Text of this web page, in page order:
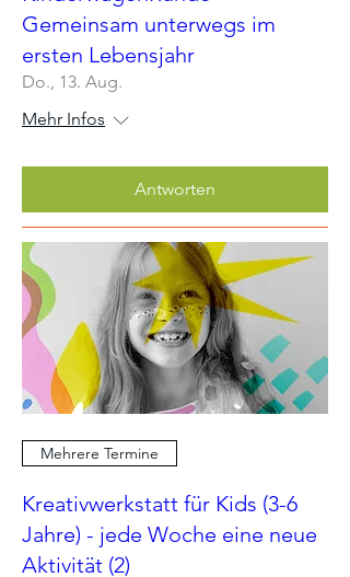
Gemeinsam unterwegs im
ersten Lebensjahr
Do., 13. Aug.
Mehr Infos
Antworten
Mehrere Termine
Kreativwerkstatt für Kids (3-6
Jahre) - jede Woche eine neue
Aktivität (2)